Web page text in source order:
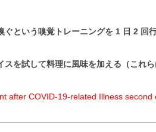
ぐという嗅覚トレーニングを 1 日 2 回
を試して料理に風味を加える（これ
after COVID-19-related Illness second